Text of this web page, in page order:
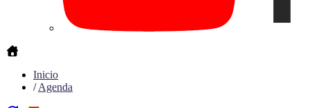
Inicio
/Agenda